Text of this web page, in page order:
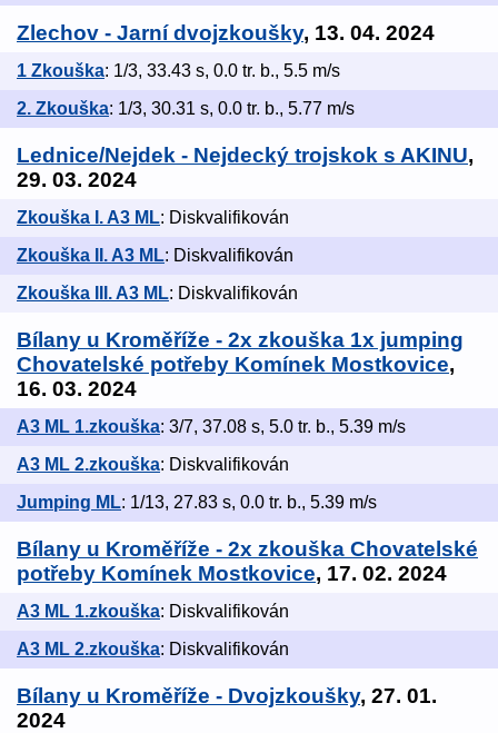
Zlechov - Jarní dvojzkoušky, 13. 04. 2024
1 Zkouška: 1/3, 33.43 s, 0.0 tr. b., 5.5 m/s
2. Zkouška: 1/3, 30.31 s, 0.0 tr. b., 5.77 m/s
Lednice/Nejdek - Nejdecký trojskok s AKINU,
29. 03. 2024
Zkouška I. A3 ML: Diskvalifikován
Zkouška II. A3 ML: Diskvalifikován
Zkouška III. A3 ML: Diskvalifikován
Bílany u Kroměříže - 2x zkouška 1x jumping
Chovatelské potřeby Komínek Mostkovice,
16. 03. 2024
A3 ML 1.zkouška: 3/7, 37.08 s, 5.0 tr. b., 5.39 m/s
A3 ML 2.zkouška: Diskvalifikován
Jumping ML: 1/13, 27.83 s, 0.0 tr. b., 5.39 m/s
Bílany u Kroměříže - 2x zkouška Chovatelské
potřeby Komínek Mostkovice, 17. 02. 2024
A3 ML 1.zkouška: Diskvalifikován
A3 ML 2.zkouška: Diskvalifikován
Bílany u Kroměříže - Dvojzkoušky, 27. 01.
2024